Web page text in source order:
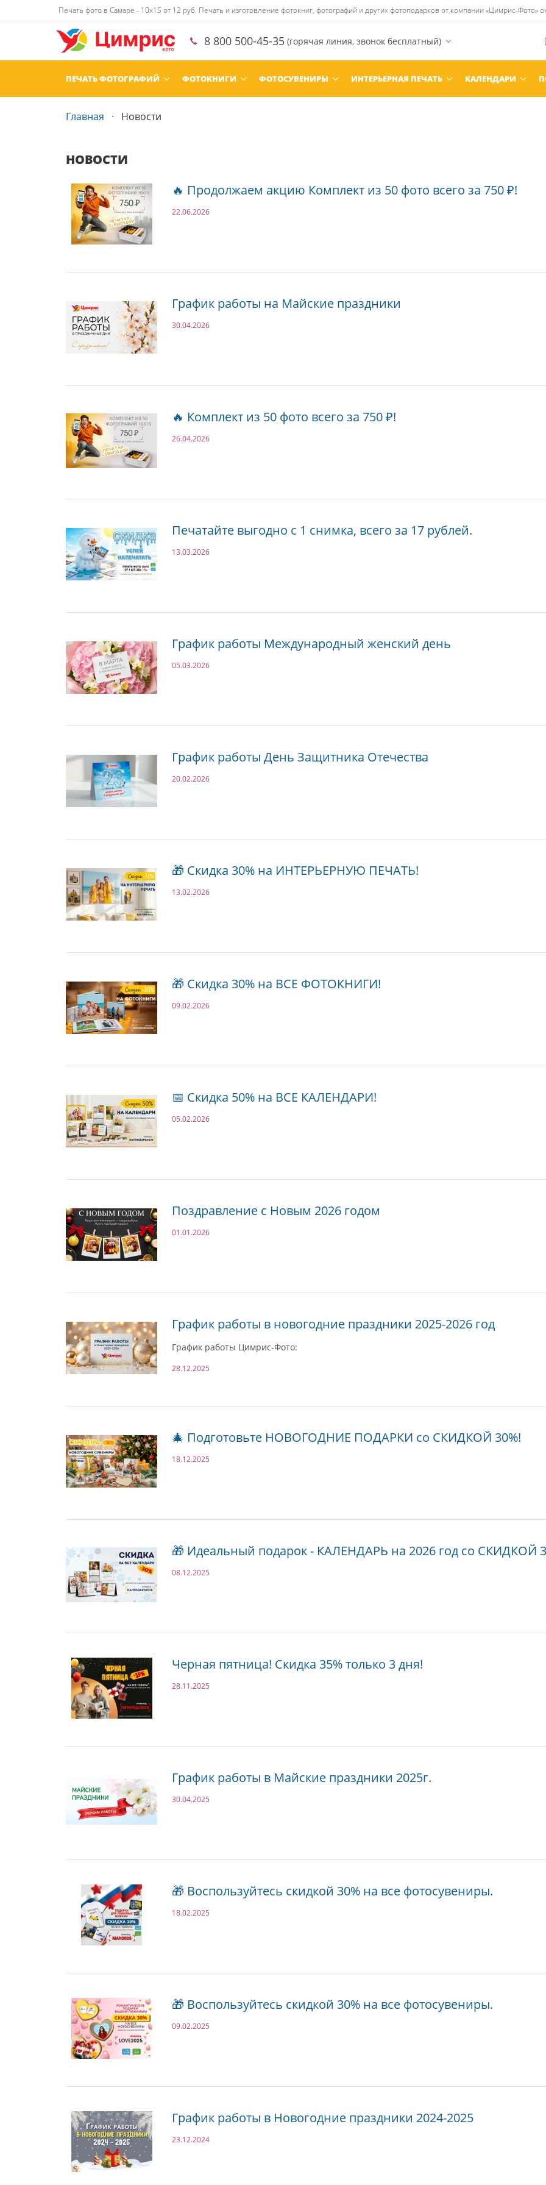
Печать фото в Самаре - 10х15 от 12 руб. Печать и изготовление фотокниг, фотографий и других фотоподарков от компании «Цимрис-Фото»
8 800 500-45-35 (горячая линия, звонок бесплатный)
ПЕЧАТЬ ФОТОГРАФИЙ ФОТОКНИГИ ФОТОСУВЕНИРЫ ИНТЕРЬЕРНАЯ ПЕЧАТЬ КАЛЕНДАРИ
Главная Новости
НОВОСТИ
🔥 Продолжаем акцию Комплект из 50 фото всего за 750 ₽!
22.06.2026
График работы на Майские праздники
30.04.2026
🔥 Комплект из 50 фото всего за 750 ₽!
26.04.2026
Печатайте выгодно с 1 снимка, всего за 17 рублей.
13.03.2026
График работы Международный женский день
05.03.2026
График работы День Защитника Отечества
20.02.2026
🎁 Скидка 30% на ИНТЕРЬЕРНУЮ ПЕЧАТЬ!
13.02.2026
🎁 Скидка 30% на ВСЕ ФОТОКНИГИ!
09.02.2026
📅 Скидка 50% на ВСЕ КАЛЕНДАРИ!
05.02.2026
Поздравление с Новым 2026 годом
01.01.2026
График работы в новогодние праздники 2025-2026 год
График работы Цимрис-Фото:
28.12.2025
🎄 Подготовьте НОВОГОДНИЕ ПОДАРКИ со СКИДКОЙ 30%!
18.12.2025
🎁 Идеальный подарок - КАЛЕНДАРЬ на 2026 год со СКИДКОЙ
08.12.2025
Черная пятница! Скидка 35% только 3 дня!
28.11.2025
График работы в Майские праздники 2025г.
30.04.2025
🎁 Воспользуйтесь скидкой 30% на все фотосувениры.
18.02.2025
🎁 Воспользуйтесь скидкой 30% на все фотосувениры.
09.02.2025
График работы в Новогодние праздники 2024-2025
23.12.2024